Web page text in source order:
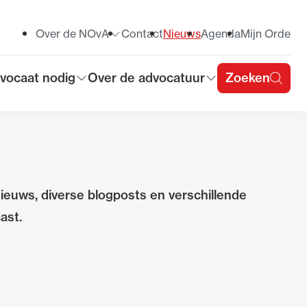
submenu voor
nodig
Toon submenu voor
Over de advocatuur Zoeken
Toon submenu voor
Over de NOvA ContactNieuwsAgendaMijn Orde
diverse blogposts en verschillende